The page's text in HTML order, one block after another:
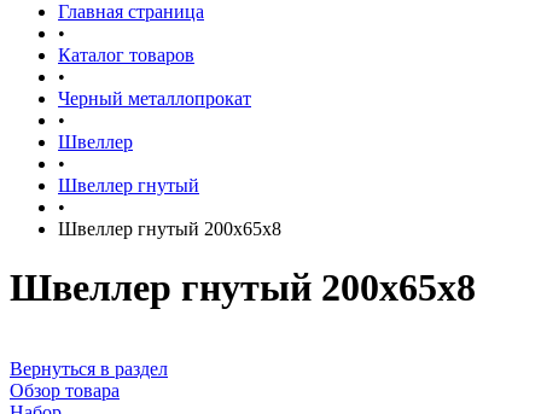
Главная страница
•
Каталог товаров
•
Черный металлопрокат
•
Швеллер
•
Швеллер гнутый
•
Швеллер гнутый 200х65х8
Швеллер гнутый 200х65х8
Вернуться в раздел
Обзор товара